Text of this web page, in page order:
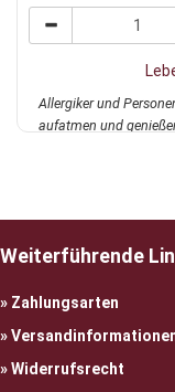
Allergiker und
aufatmen und
Weiterführende
Zahlungsarten
Widerrufsrecht